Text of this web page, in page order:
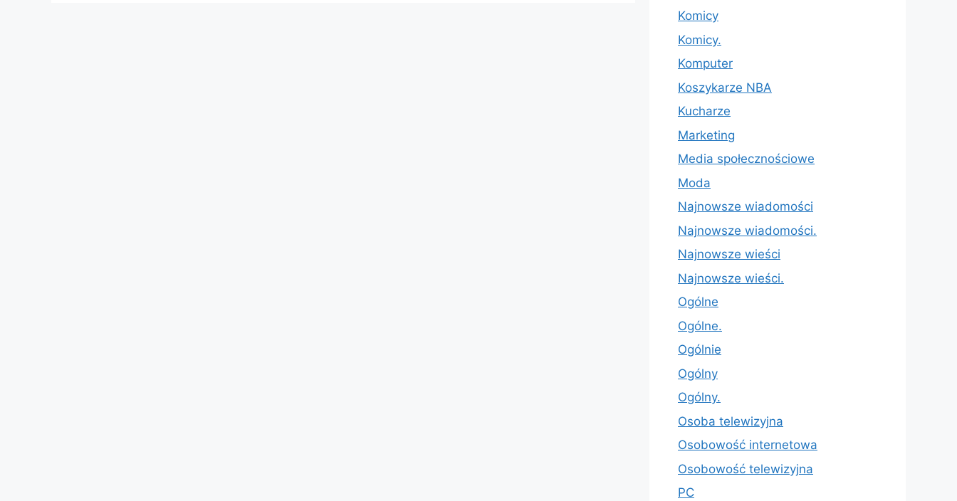
Komicy
Komicy.
Komputer
Koszykarze NBA
Kucharze
Marketing
Media społecznościowe
Moda
Najnowsze wiadomości
Najnowsze wiadomości.
Najnowsze wieści
Najnowsze wieści.
Ogólne
Ogólne.
Ogólnie
Ogólny
Ogólny.
Osoba telewizyjna
Osobowość internetowa
Osobowość telewizyjna
PC